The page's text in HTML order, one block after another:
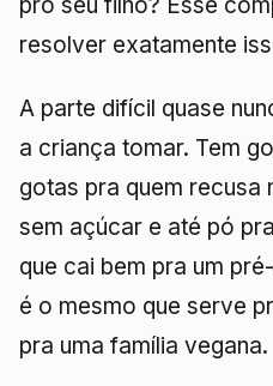
resolver exatamente
A parte difícil quase
a criança tomar. Tem
gotas pra quem recusa
sem açúcar e até pó
que cai bem pra um
é o mesmo que serve
pra uma família vegana.